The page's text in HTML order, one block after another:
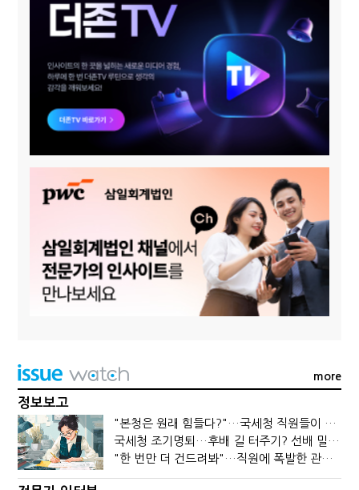
more
정보보고
"본청은 원래 힘들다?"…국세청 직원들이 떠나는 이유
국세청 조기명퇴…후배 길 터주기? 선배 밀어내기?
"한 번만 더 건드려봐"…직원에 폭발한 관세청장, 왜?